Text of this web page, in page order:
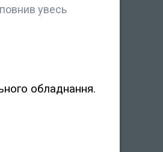
увесь
обладнання.